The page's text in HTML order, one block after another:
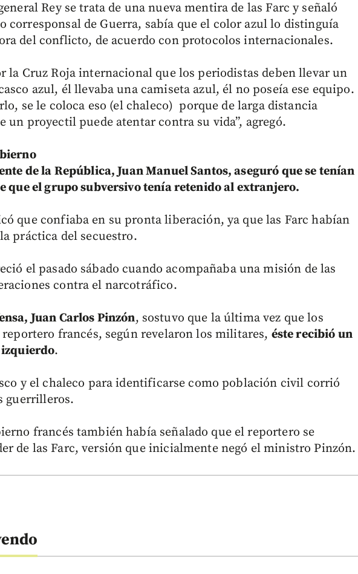
Rey se trata de una nueva mentira de las Farc y señaló
corresponsal de Guerra, sabía que el color azul lo distinguía
del conflicto, de acuerdo con protocolos internacionales.
la Cruz Roja internacional que los periodistas deben llevar un
azul, él llevaba una camiseta azul, él no poseía ese equipo.
se le coloca eso (el chaleco) porque de larga distancia
un proyectil puede atentar contra su vida”, agregó.
de la República, Juan Manuel Santos, aseguró que se tenían
que el grupo subversivo tenía retenido al extranjero.
que confiaba en su pronta liberación, ya que las Farc habían
práctica del secuestro.
el pasado sábado cuando acompañaba una misión de las
contra el narcotráfico.
Juan Carlos Pinzón, sostuvo que la última vez que los
francés, según revelaron los militares, éste recibió un
izquierdo.
y el chaleco para identificarse como población civil corrió
guerrilleros.
francés también había señalado que el reportero se
de las Farc, versión que inicialmente negó el ministro Pinzón.